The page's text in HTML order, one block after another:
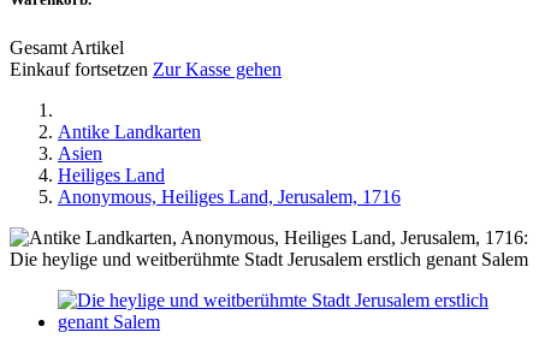
Gesamt Artikel
Einkauf fortsetzen Zur Kasse gehen
Antike Landkarten
Asien
Heiliges Land
Anonymous, Heiliges Land, Jerusalem, 1716